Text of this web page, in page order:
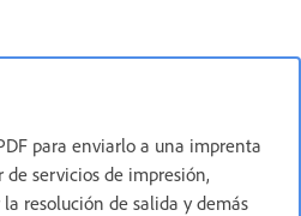
para enviarlo a una imprenta
servicios de impresión,
resolución de salida y demás